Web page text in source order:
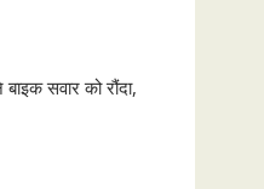
सवार को रौंदा,